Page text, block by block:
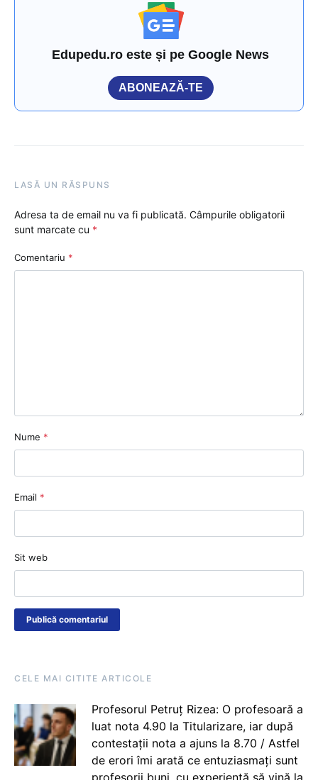
Edupedu.ro este și pe Google News
ABONEAZĂ-TE
LASĂ UN RĂSPUNS
Adresa ta de email nu va fi publicată. Câmpurile obligatorii
sunt marcate cu *
Comentariu *
Nume *
Email *
Sit web
CELE MAI CITITE ARTICOLE
Profesorul Petruț Rizea: O profesoară a
luat nota 4.90 la Titularizare, iar după
contestații nota a ajuns la 8.70 / Astfel
de erori îmi arată ce entuziasmați sunt
profesorii buni, cu experiență să vină la